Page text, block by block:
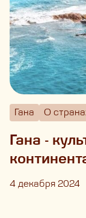
Гана О
Гана -
4 декабря 2024